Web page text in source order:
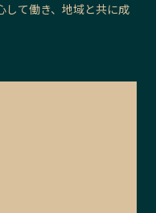
して働き、地域と共に成